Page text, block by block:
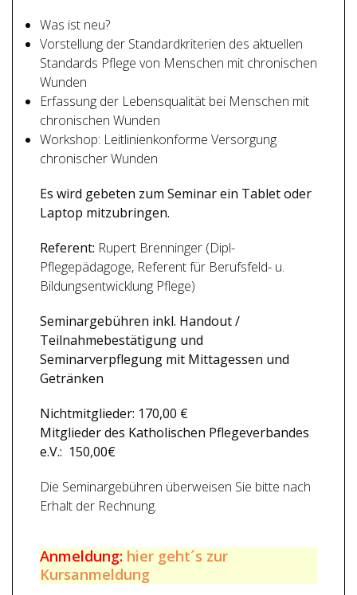
Was ist neu?
Vorstellung der Standardkriterien des aktuellen
Standards Pflege von Menschen mit chronischen
Wunden
Erfassung der Lebensqualität bei Menschen mit
chronischen Wunden
Workshop: Leitlinienkonforme Versorgung
chronischer Wunden
Es wird gebeten zum Seminar ein Tablet oder
Laptop mitzubringen.
Referent: Rupert Brenninger (Dipl-
Pflegepädagoge, Referent für Berufsfeld- u.
Bildungsentwicklung Pflege)
Seminargebühren inkl. Handout /
Teilnahmebestätigung und
Seminarverpflegung mit Mittagessen und
Getränken
Nichtmitglieder: 170,00 €
Mitglieder des Katholischen Pflegeverbandes
e.V.: 150,00€
Die Seminargebühren überweisen Sie bitte nach
Erhalt der Rechnung.
Anmeldung: hier geht´s zur
Kursanmeldung